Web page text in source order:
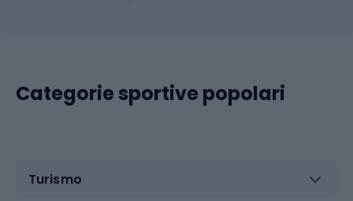
Categorie sportive popolari
Turismo